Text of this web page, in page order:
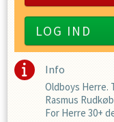
LOG IND
Info
Oldboys Herre.
Rasmus
For Herre 30+